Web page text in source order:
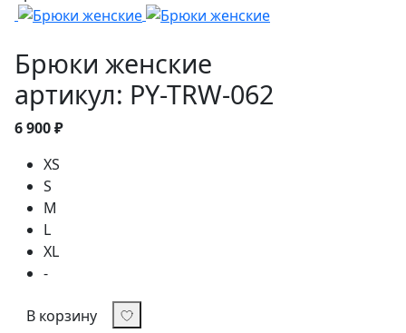
Брюки женские
артикул: PY-TRW-062
6 900 ₽
XS
S
M
L
XL
-
В корзину